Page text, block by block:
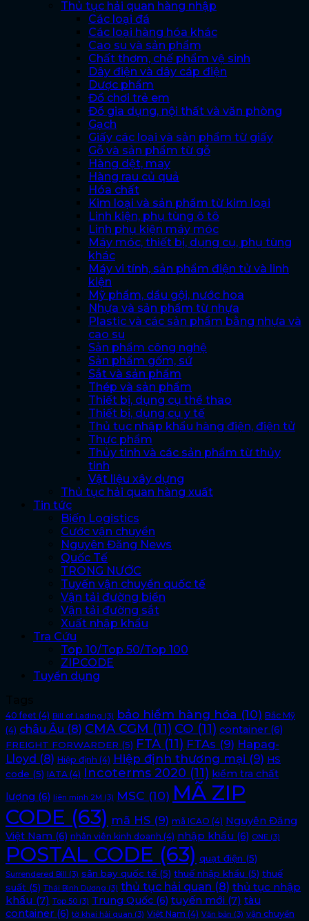
Thủ tục hải quan hàng nhập
Các loại đá
Các loại hàng hóa khác
Cao su và sản phẩm
Chất thơm, chế phẩm vệ sinh
Dây điện và dây cáp điện
Dược phẩm
Đồ chơi trẻ em
Đồ gia dụng, nội thất và văn phòng
Gạch
Giấy các loại và sản phẩm từ giấy
Gỗ và sản phẩm từ gỗ
Hàng dệt, may
Hàng rau củ quả
Hóa chất
Kim loại và sản phẩm từ kim loại
Linh kiện, phụ tùng ô tô
Linh phụ kiện máy móc
Máy móc, thiết bị, dụng cụ, phụ tùng
khác
Máy vi tính, sản phẩm điện tử và linh
kiện
Mỹ phẩm, dầu gội, nước hoa
Nhựa và sản phẩm từ nhựa
Plastic và các sản phẩm bằng nhựa và
cao su
Sản phẩm công nghệ
Sản phẩm gốm, sứ
Sắt và sản phẩm
Thép và sản phẩm
Thiết bị, dụng cụ thể thao
Thiết bị, dụng cụ y tế
Thủ tục nhập khẩu hàng điện, điện tử
Thực phẩm
Thủy tinh và các sản phẩm từ thủy
tinh
Vật liệu xây dựng
Thủ tục hải quan hàng xuất
Tin tức
Biến Logistics
Cước vận chuyển
Nguyên Đăng News
Quốc Tế
TRONG NƯỚC
Tuyến vận chuyển quốc tế
Vận tải đường biển
Vận tải đường sắt
Xuất nhập khẩu
Tra Cứu
Top 10/Top 50/Top 100
ZIPCODE
Tuyển dụng
40 feet (4) Bill of Lading (3) bảo hiểm hàng hóa (10) Bắc Mỹ
(4) châu Âu (8) CMA CGM (11) CO (11) container (6)
FREIGHT FORWARDER (5) FTA (11) FTAs (9) Hapag-
Lloyd (8) Hiệp định (4) Hiệp định thương mại (9) HS
code (5) IATA (4) Incoterms 2020 (11) kiểm tra chất
lượng (6) liên minh 2M (3) MSC (10) MÃ ZIP
CODE (63) mã HS (9) mã ICAO (4) Nguyên Đăng
Việt Nam (6) nhân viên kinh doanh (4) nhập khẩu (6) ONE (3)
POSTAL CODE (63) quạt điện (5)
Surrendered Bill (3) sân bay quốc tế (5) thuế nhập khẩu (5) thuế
suất (5) Thái Bình Dương (3) thủ tục hải quan (8) thủ tục nhập
khẩu (7) Top 50 (3) Trung Quốc (6) tuyến mới (7) tàu
container (6) tờ khai hải quan (3) Việt Nam (4) Văn bản (3) vận chuyển